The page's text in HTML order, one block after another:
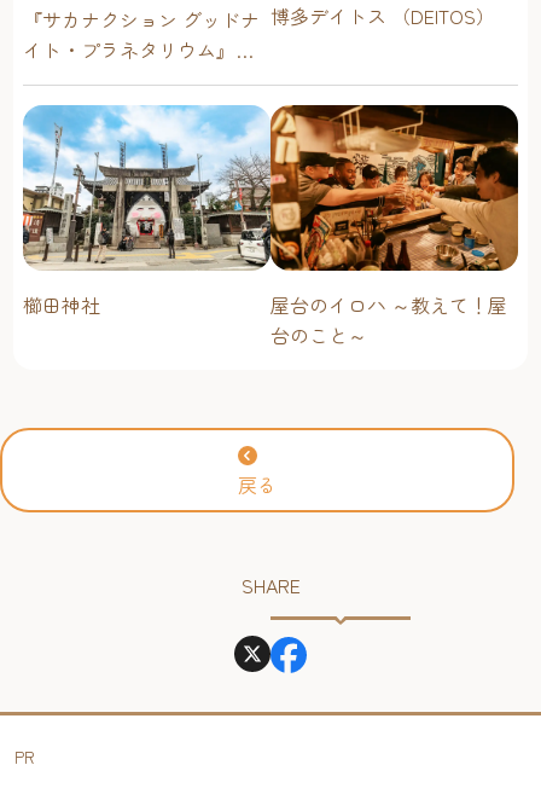
『サカナクション グッドナ
イト・プラネタリウム』が
今年も上映決定！【福岡市
科学館 ドームシアター】
2026年
博多デイトス （DEITOS）
櫛田神社
屋台のイロハ ～教えて！屋
台のこと～
戻る
SHARE
PR